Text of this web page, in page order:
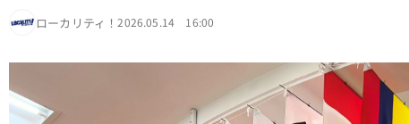
ローカリティ！2026.05.14 16:00